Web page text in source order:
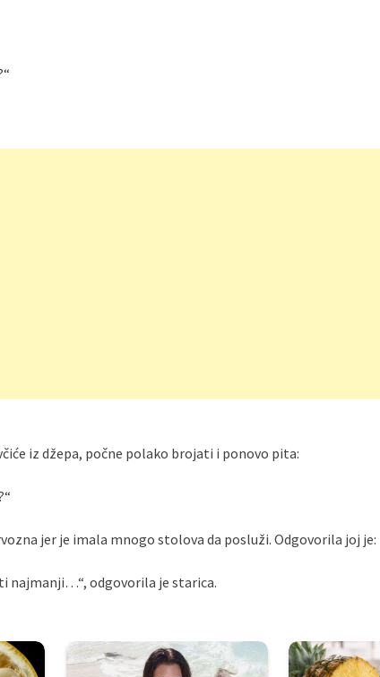
iz džepa, počne polako brojati i ponovo pita:
jer je imala mnogo stolova da posluži. Odgovorila joj je:
najmanji…“, odgovorila je starica.